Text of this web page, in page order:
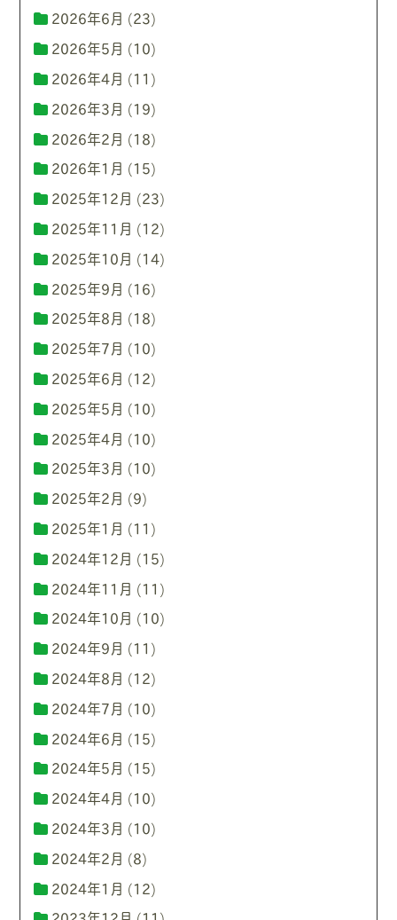
2026年6月 (23)
2026年5月 (10)
2026年4月 (11)
2026年3月 (19)
2026年2月 (18)
2026年1月 (15)
2025年12月 (23)
2025年11月 (12)
2025年10月 (14)
2025年9月 (16)
2025年8月 (18)
2025年7月 (10)
2025年6月 (12)
2025年5月 (10)
2025年4月 (10)
2025年3月 (10)
2025年2月 (9)
2025年1月 (11)
2024年12月 (15)
2024年11月 (11)
2024年10月 (10)
2024年9月 (11)
2024年8月 (12)
2024年7月 (10)
2024年6月 (15)
2024年5月 (15)
2024年4月 (10)
2024年3月 (10)
2024年2月 (8)
2024年1月 (12)